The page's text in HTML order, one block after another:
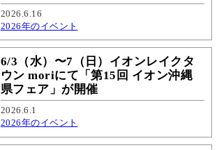
2026.6.16
2026年のイベント
6/3（水）〜7（日）イオンレイクタ
ウン moriにて「第15回 イオン沖縄
県フェア」が開催
2026.6.1
2026年のイベント